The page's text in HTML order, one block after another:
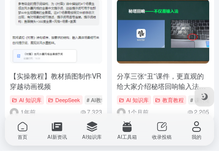
【实操教程】教材插图制作VR
穿越动画视频
AI 知识库 DeepSeek # AI教学与应用
1年前 7,323
分享三张“丑”课件，更直观的
给大家介绍秘塔回响输入法的
五种使用方法
AI 知识库 教育教程 # 课件老师
1个月前 2,205
首页 AI新资讯 AI知识库 AI工具箱 收录投稿 我的